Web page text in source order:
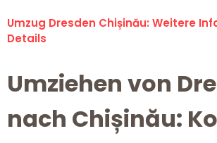
Umzug Dresden Chișinău: Weitere
Details
Umziehen von
nach Chișinău: